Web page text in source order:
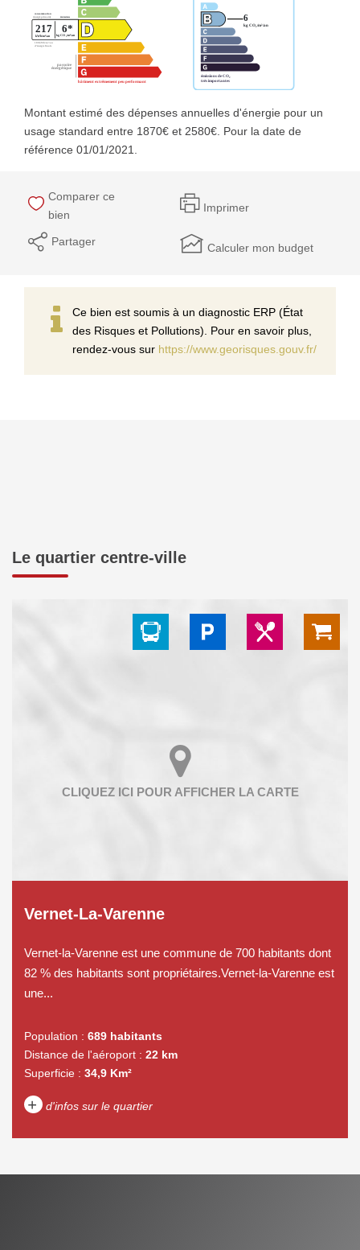
Montant estimé des dépenses annuelles d'énergie pour un
usage standard entre 1870€ et 2580€. Pour la date de
référence 01/01/2021.
Comparer ce
bien
Imprimer
Partager Calculer mon budget
Ce bien est soumis à un diagnostic ERP (État
des Risques et Pollutions). Pour en savoir plus,
rendez-vous sur https://www.georisques.gouv.fr/
Le quartier centre-ville
Vernet-La-Varenne
Vernet-la-Varenne est une commune de 700 habitants dont
82 % des habitants sont propriétaires.Vernet-la-Varenne est
une...
Population : 689 habitants
Distance de l'aéroport : 22 km
Superficie : 34,9 Km²
+ d'infos sur le quartier